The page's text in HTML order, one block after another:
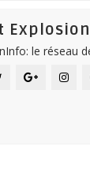
le réseau